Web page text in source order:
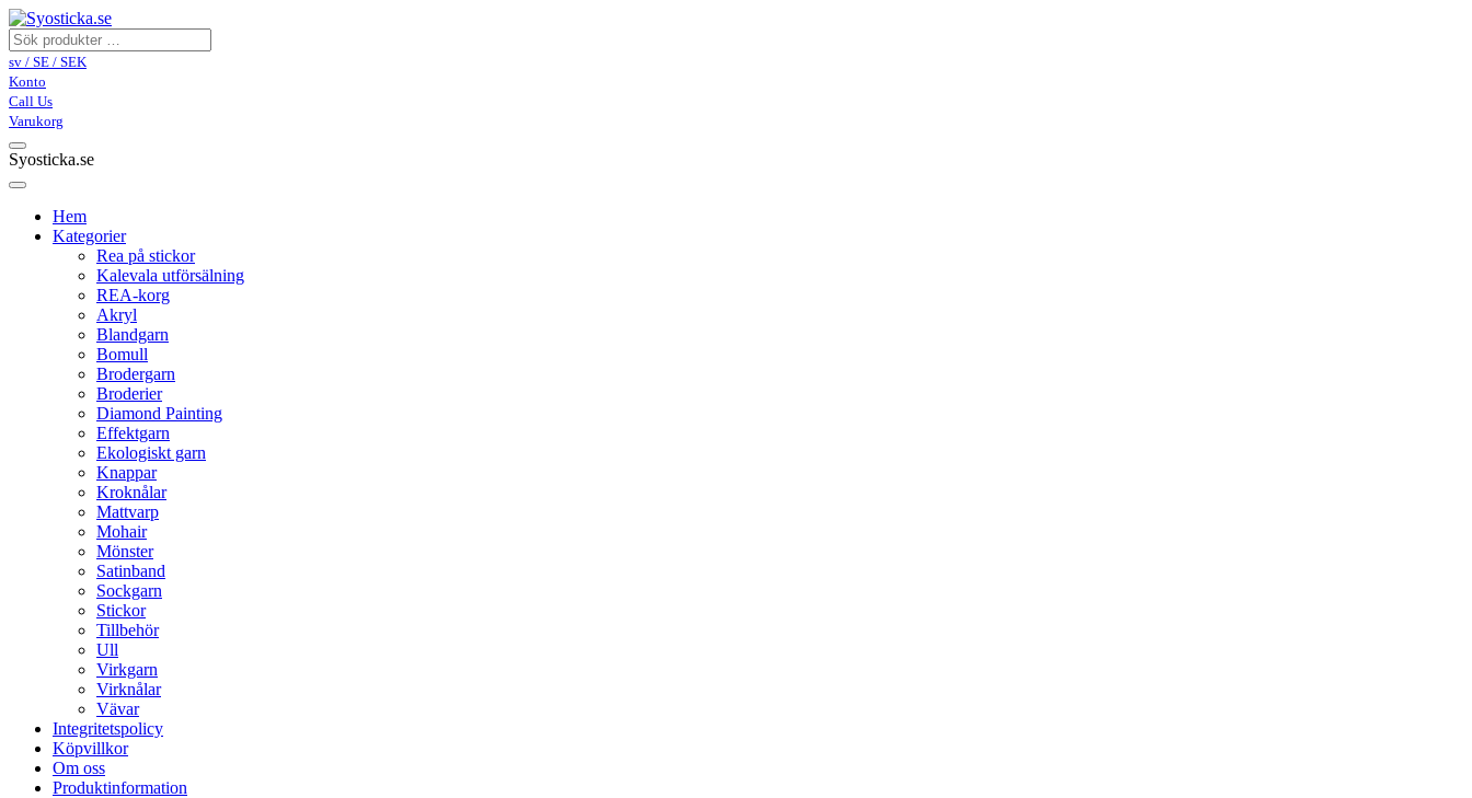
sv / SE / SEK
Konto
Call Us
Varukorg
Syosticka.se
Hem
Kategorier
Rea på stickor
Kalevala utförsälning
REA-korg
Akryl
Blandgarn
Bomull
Brodergarn
Broderier
Diamond Painting
Effektgarn
Ekologiskt garn
Knappar
Kroknålar
Mattvarp
Mohair
Mönster
Satinband
Sockgarn
Stickor
Tillbehör
Ull
Virkgarn
Virknålar
Vävar
Integritetspolicy
Köpvillkor
Om oss
Produktinformation